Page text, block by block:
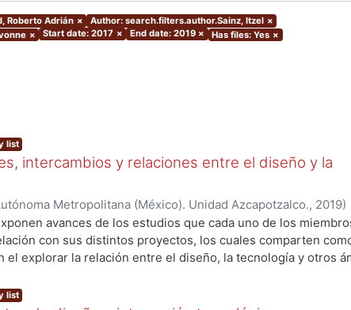
Roberto Adrián × Author: search.filters.author.Sainz, Itzel ×
× Start date: 2017 × End date: 2019 × Has files: Yes ×
list
intercambios y relaciones entre el diseño y la
Metropolitana (México). Unidad Azcapotzalco., 2019)
Marco Vinicio;García Madrid, Roberto Adrián;López-
Islas, Ivonne;Román Meléndez, Ramsses ;Sainz, Itzel;
avances de los estudios que cada uno de los
con sus distintos proyectos, los cuales comparten
el explorar la relación entre el diseño, la tecnología y otros
social y productiva. Cada uno de los capítulos, por
list